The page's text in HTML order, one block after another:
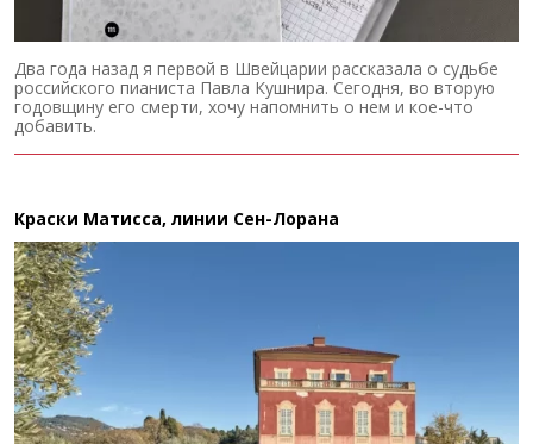
Два года назад я первой в Швейцарии рассказала о судьбе
российского пианиста Павла Кушнира. Сегодня, во вторую
годовщину его смерти, хочу напомнить о нем и кое-что
добавить.
Краски Матисса, линии Сен-Лорана